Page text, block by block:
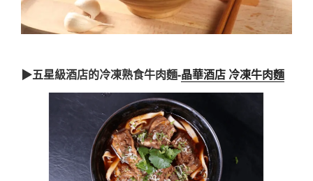
▶五星級酒店的冷凍熟食牛肉麵-晶華酒店 冷凍牛肉麵